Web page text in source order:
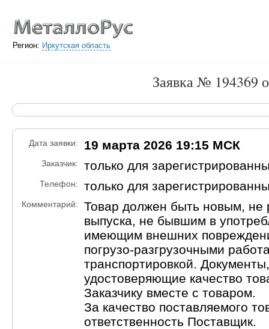
Регион: Иркутская область
Заявка № 194369
Дата заявки: 19 марта 2026 19:15 МСК
Заказчик: только для
Телефон: только для
Комментарий:
Товар должен быть новым, не
выпуска, не бывшим в
имеющим внешних
погрузо-разгрузочными
транспортировкой. Документы,
удостоверяющие качество
Заказчику вместе с товаром.
За качество поставляемого
ответственность Поставщик.